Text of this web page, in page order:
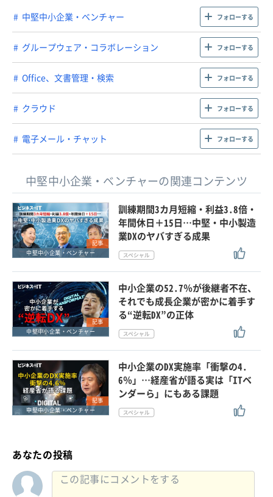
中堅中小企業・ベンチャー フォローする
グループウェア・コラボレーション フォローする
Office、文書管理・検索 フォローする
クラウド フォローする
電子メール・チャット フォローする
中堅中小企業・ベンチャーの関連コンテンツ
記事
中堅中小企業・ベンチャー
訓練期間3カ月短縮・利益3.8倍・
年間休日＋15日…中堅・中小製造
業DXのヤバすぎる成果
記事
中堅中小企業・ベンチャー
中小企業の52.7％が後継者不在、
それでも成長企業が密かに着手す
る“逆転DX”の正体
記事
中堅中小企業・ベンチャー
中小企業のDX実施率「衝撃の4.
6％」…経産省が語る実は「ITベ
ンダーら」にもある課題
あなたの投稿